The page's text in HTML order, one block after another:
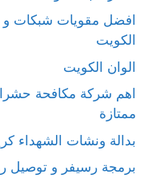
افضل مقويات شبكات
الكويت
الوان الكويت
اهم شركة مكافحة
ممتازة
بدالة ونشات الشهداء